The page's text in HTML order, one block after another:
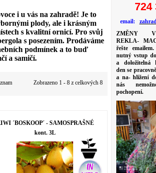
i u vás na zahradě! Je to
plody, ale i krásným
s kvalitní ornicí. Pro svůj
s posezením. Prodáváme
podmínek a to buď
a samičí.
Zobrazeno 1 - 8 z celkových 8
´BOSKOOP´ - SAMOSPRAŠNÉ
kont. 3L
724
email:
ZMĚNY V
REKLA-
řešte
nutný vstup
a doložitelná
den se
a na- hlížení
nás
pochopení.